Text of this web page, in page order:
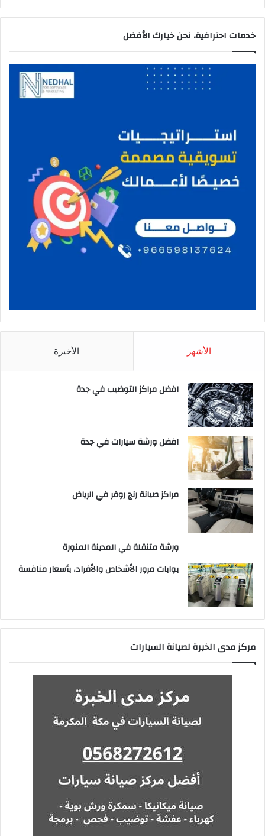
خدمات احترافية، نحن خيارك الأفضل
الأشهر الأخيرة
افضل مراكز التوضيب في جدة
افضل ورشة سيارات في جدة
مراكز صيانة رنج روفر في الرياض
ورشة متنقلة في المدينة المنورة
بوابات مرور الأشخاص والأفراد، بأسعار منافسة
مركز مدى الخبرة لصيانة السيارات